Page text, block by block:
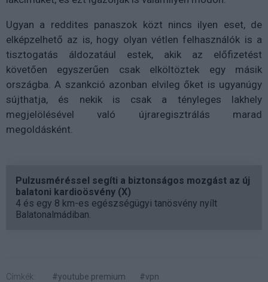
Ugyan a reddites panaszok közt nincs ilyen eset, de
elképzelhető az is, hogy olyan vétlen felhasználók is a
tisztogatás áldozatául estek, akik az előfizetést
követően egyszerűen csak elköltöztek egy másik
országba. A szankció azonban elvileg őket is ugyanúgy
sújthatja, és nekik is csak a tényleges lakhely
megjelölésével való újraregisztrálás marad
megoldásként.
Pulzusméréssel segíti a biztonságos mozgást az új
balatoni kardioösvény (X)
4 és egy 8 km-es egészségügyi tanösvény nyílt
Balatonalmádiban.
Címkék: #youtube premium #vpn